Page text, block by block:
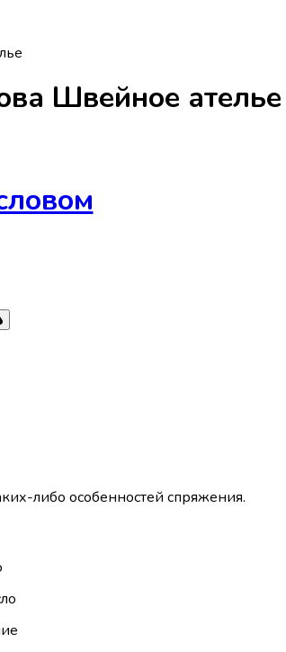
Швейное ателье
либо особенностей спряжения.